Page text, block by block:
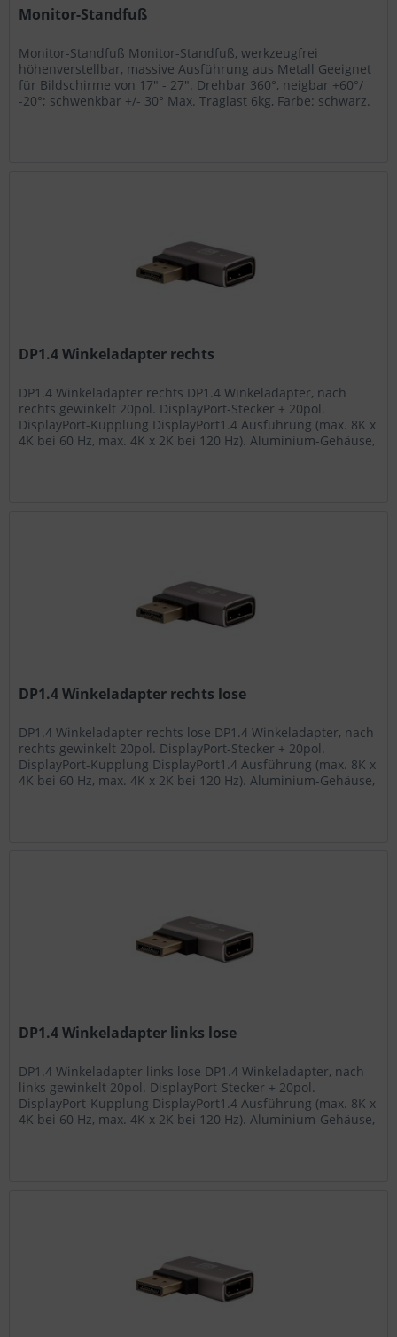
Monitor-Standfuß
Monitor-Standfuß Monitor-Standfuß, werkzeugfrei
höhenverstellbar, massive Ausführung aus Metall Geeignet
für Bildschirme von 17" - 27". Drehbar 360°, neigbar +60°/
-20°; schwenkbar +/- 30° Max. Traglast 6kg, Farbe: schwarz.
DP1.4 Winkeladapter rechts
DP1.4 Winkeladapter rechts DP1.4 Winkeladapter, nach
rechts gewinkelt 20pol. DisplayPort-Stecker + 20pol.
DisplayPort-Kupplung DisplayPort1.4 Ausführung (max. 8K x
4K bei 60 Hz, max. 4K x 2K bei 120 Hz). Aluminium-Gehäuse,
DP1.4 Winkeladapter rechts lose
DP1.4 Winkeladapter rechts lose DP1.4 Winkeladapter, nach
rechts gewinkelt 20pol. DisplayPort-Stecker + 20pol.
DisplayPort-Kupplung DisplayPort1.4 Ausführung (max. 8K x
4K bei 60 Hz, max. 4K x 2K bei 120 Hz). Aluminium-Gehäuse,
DP1.4 Winkeladapter links lose
DP1.4 Winkeladapter links lose DP1.4 Winkeladapter, nach
links gewinkelt 20pol. DisplayPort-Stecker + 20pol.
DisplayPort-Kupplung DisplayPort1.4 Ausführung (max. 8K x
4K bei 60 Hz, max. 4K x 2K bei 120 Hz). Aluminium-Gehäuse,